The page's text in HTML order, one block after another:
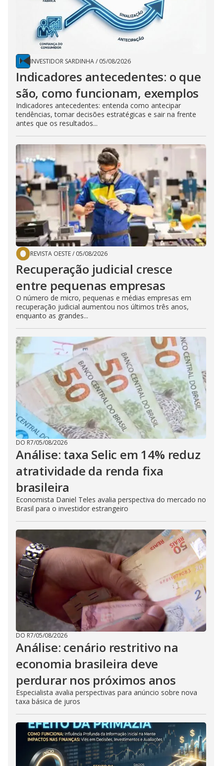
INVESTIDOR SARDINHA/ 05/08/2026
Indicadores antecedentes: o que
são, como funcionam, exemplos
Indicadores antecedentes: entenda como antecipar
tendências, tomar decisões estratégicas e sair na frente
antes que os resultados...
REVISTA OESTE/ 05/08/2026
Recuperação judicial cresce
entre pequenas empresas
O número de micro, pequenas e médias empresas em
recuperação judicial aumentou nos últimos três anos,
enquanto as grandes...
DO R7/05/08/2026
Análise: taxa Selic em 14% reduz
atratividade da renda fixa
brasileira
Economista Daniel Teles avalia perspectiva do mercado no
Brasil para o investidor estrangeiro
DO R7/05/08/2026
Análise: cenário restritivo na
economia brasileira deve
perdurar nos próximos anos
Especialista avalia perspectivas para anúncio sobre nova
taxa básica de juros